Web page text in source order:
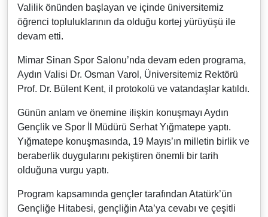
Valilik önünden başlayan ve içinde üniversitemiz
öğrenci topluluklarının da olduğu kortej yürüyüşü ile
devam etti.
Mimar Sinan Spor Salonu’nda devam eden programa,
Aydın Valisi Dr. Osman Varol, Üniversitemiz Rektörü
Prof. Dr. Bülent Kent, il protokolü ve vatandaşlar katıldı.
Günün anlam ve önemine ilişkin konuşmayı Aydın
Gençlik ve Spor İl Müdürü Serhat Yığmatepe yaptı.
Yığmatepe konuşmasında, 19 Mayıs’ın milletin birlik ve
beraberlik duygularını pekiştiren önemli bir tarih
olduğuna vurgu yaptı.
Program kapsamında gençler tarafından Atatürk’ün
Gençliğe Hitabesi, gençliğin Ata’ya cevabı ve çeşitli